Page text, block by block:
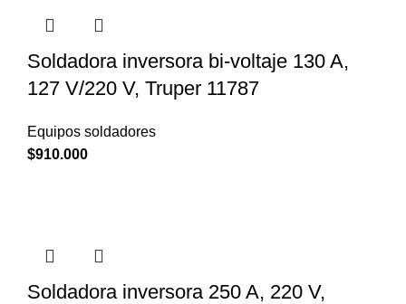
Soldadora inversora bi-voltaje 130 A,
127 V/220 V, Truper 11787
Equipos soldadores
$910.000
Soldadora inversora 250 A, 220 V,